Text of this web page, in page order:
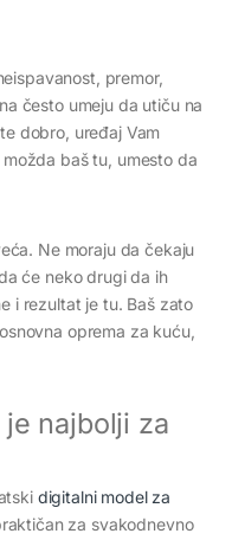
premor,
često umeju da utiču na
dobro, uređaj Vam
baš tu, umesto da
Ne moraju da čekaju
će neko drugi da ih
i rezultat je tu. Baš zato
oprema za kuću,
najbolji za
digitalni model za
za svakodnevno